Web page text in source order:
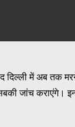
दिल्ली में अब तक
जांच कराएंगे।